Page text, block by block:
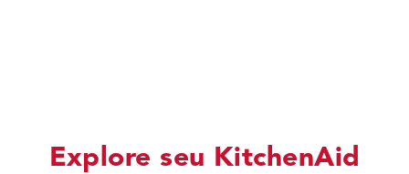
Explore seu KitchenAid